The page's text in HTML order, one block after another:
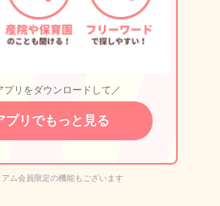
プリをダウンロードして／
プリでもっと見る
ム会員限定の機能もございます